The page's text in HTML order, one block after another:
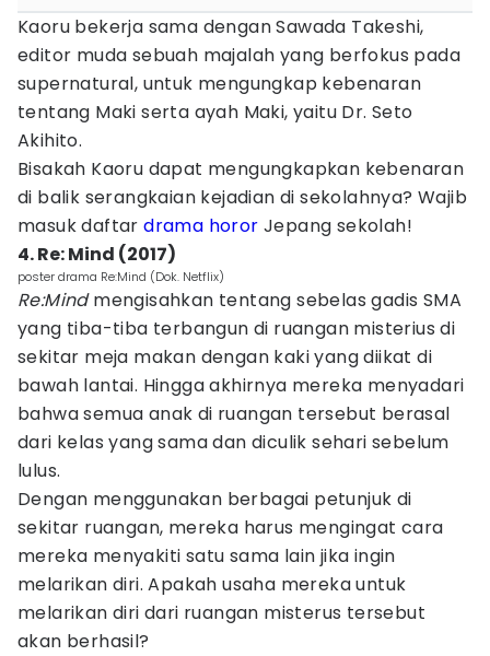
Kaoru bekerja sama dengan Sawada Takeshi,
editor muda sebuah majalah yang berfokus pada
supernatural, untuk mengungkap kebenaran
tentang Maki serta ayah Maki, yaitu Dr. Seto
Akihito.
Bisakah Kaoru dapat mengungkapkan kebenaran
di balik serangkaian kejadian di sekolahnya? Wajib
masuk daftardrama horor Jepang sekolah!
4. Re: Mind (2017)
poster drama Re:Mind (Dok. Netflix)
Re:Mindmengisahkan tentang sebelas gadis SMA
yang tiba-tiba terbangun di ruangan misterius di
sekitar meja makan dengan kaki yang diikat di
bawah lantai. Hingga akhirnya mereka menyadari
bahwa semua anak di ruangan tersebut berasal
dari kelas yang sama dan diculik sehari sebelum
lulus.
Dengan menggunakan berbagai petunjuk di
sekitar ruangan, mereka harus mengingat cara
mereka menyakiti satu sama lain jika ingin
melarikan diri. Apakah usaha mereka untuk
melarikan diri dari ruangan misterus tersebut
akan berhasil?